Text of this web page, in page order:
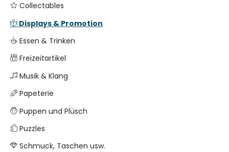
Collectables
Displays & Promotion
Essen & Trinken
Freizeitartikel
Musik & Klang
Papeterie
Puppen und Plüsch
Puzzles
Schmuck, Taschen usw.